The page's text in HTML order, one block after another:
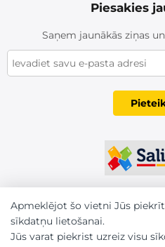
Piesakies
Saņem jaunākās ziņas
Apmeklējot šo vietni Jūs
sīkdatņu lietošanai.
Jūs varat piekrist uzreiz visu